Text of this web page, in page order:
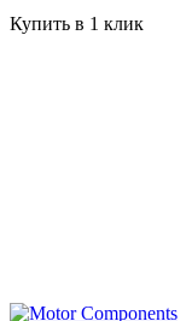
Купить в 1 клик